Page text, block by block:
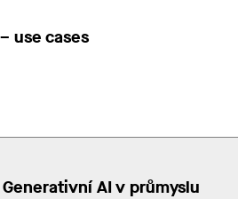
use cases
AI v průmyslu